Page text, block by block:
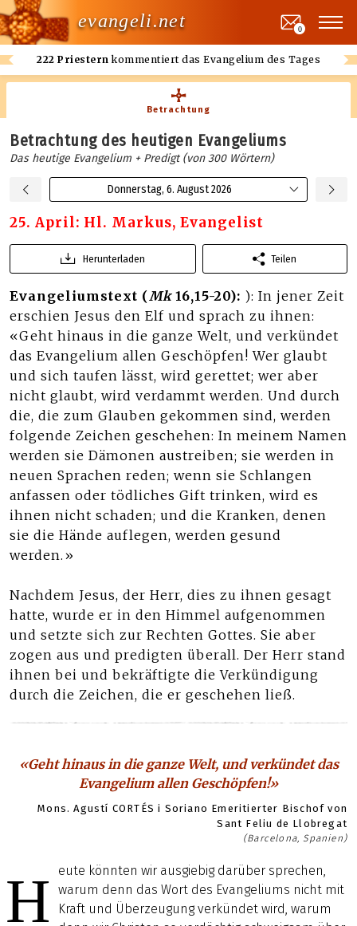
evangeli.net
222 Priestern kommentiert das Evangelium des Tages
0
Betrachtung
Betrachtung des heutigen Evangeliums
Das heutige Evangelium + Predigt (von 300 Wörtern)
Donnerstag, 6. August 2026
25. April: Hl. Markus, Evangelist
Herunterladen Teilen
Evangeliumstext (Mk16,15-20): ): In jener Zeit
erschien Jesus den Elf und sprach zu ihnen:
«Geht hinaus in die ganze Welt, und verkündet
das Evangelium allen Geschöpfen! Wer glaubt
und sich taufen lässt, wird gerettet; wer aber
nicht glaubt, wird verdammt werden. Und durch
die, die zum Glauben gekommen sind, werden
folgende Zeichen geschehen: In meinem Namen
werden sie Dämonen austreiben; sie werden in
neuen Sprachen reden; wenn sie Schlangen
anfassen oder tödliches Gift trinken, wird es
ihnen nicht schaden; und die Kranken, denen
sie die Hände auflegen, werden gesund
werden.»
Nachdem Jesus, der Herr, dies zu ihnen gesagt
hatte, wurde er in den Himmel aufgenommen
und setzte sich zur Rechten Gottes. Sie aber
zogen aus und predigten überall. Der Herr stand
ihnen bei und bekräftigte die Verkündigung
durch die Zeichen, die er geschehen ließ.
«Geht hinaus in die ganze Welt, und verkündet das
Evangelium allen Geschöpfen!»
Mons. Agustí CORTÉS i Soriano Emeritierter Bischof von
Sant Feliu de Llobregat
(Barcelona, Spanien)
H
eute könnten wir ausgiebig darüber sprechen,
warum denn das Wort des Evangeliums nicht mit
Kraft und Überzeugung verkündet wird, warum